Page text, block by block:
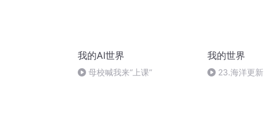
我的AI世界
母校喊我来“上课”
我的世界
23.海洋更